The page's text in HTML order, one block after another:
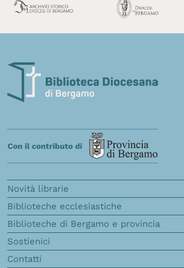
Novità librarie
Biblioteche ecclesiastiche
Biblioteche di Bergamo e provincia
Sostienici
Contatti